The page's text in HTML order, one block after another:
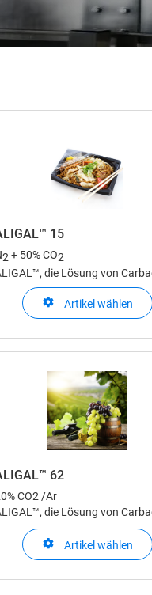
15
2 + 50% CO2
die Lösung von
für den Einsatz in der
Lebensmittelindustrie
Artikel wählen
62
CO2 /Ar
die Lösung von
für den Einsatz in der
Lebensmittelindustrie
Artikel wählen